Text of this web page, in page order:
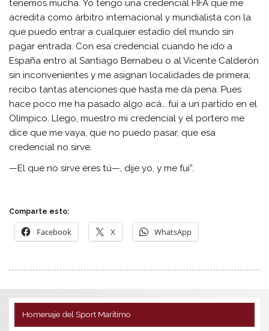
tenemos mucha. Yo tengo una credencial FIFA que me
acredita como árbitro internacional y mundialista con la
que puedo entrar a cualquier estadio del mundo sin
pagar entrada. Con esa credencial cuando he ido a
España entro al Santiago Bernabeu o al Vicente Calderón
sin inconvenientes y me asignan localidades de primera;
recibo tantas atenciones que hasta me da pena. Pues
hace poco me ha pasado algo acá… fui a un partido en el
Olímpico. Llego, muestro mi credencial y el portero me
dice que me vaya, que no puedo pasar, que esa
credencial no sirve.
—El que no sirve eres tú—, dije yo, y me fui”.
Comparte esto:
Facebook X WhatsApp
Homenaje del Sport Marítimo